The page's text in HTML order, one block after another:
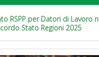
RSPP per Datori di Lavoro
Stato Regioni 2025